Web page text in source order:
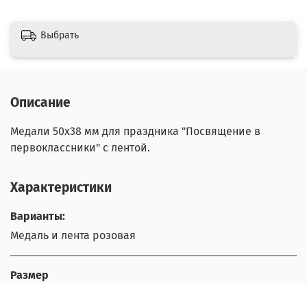
Выбрать
Описание
Медали 50х38 мм для праздника "Посвящение в
первоклассники" с лентой.
Характеристики
Варианты:
Медаль и лента розовая
Размер